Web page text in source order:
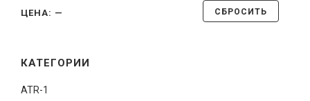
СБРОСИТЬ
ЦЕНА: —
КАТЕГОРИИ
ATR-1